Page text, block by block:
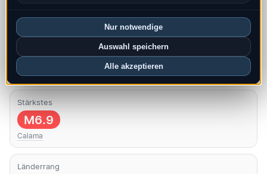
Nur notwendige
Auswahl speichern
Alle akzeptieren
FAQ
Beben diesen Monat
174
Neueste UTC: 2026-08-09 01:45:28
Stärkstes
M6.9
Calama
Länderrang